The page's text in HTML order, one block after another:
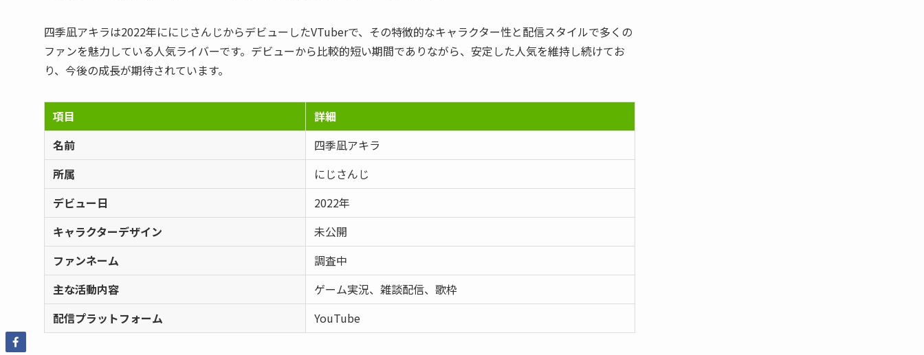
四季凪アキラは2022年ににじさんじからデビューしたVTuberで、その特徴的なキャラクター性と配信スタイルで多くの
ファンを魅力している人気ライバーです。デビューから比較的短い期間でありながら、安定した人気を維持し続けてお
り、今後の成長が期待されています。
項目
詳細
名前
四季凪アキラ
所属
にじさんじ
デビュー日
2022年
キャラクターデザイン
未公開
ファンネーム
調査中
主な活動内容
ゲーム実況、雑談配信、歌枠
配信プラットフォーム
YouTube